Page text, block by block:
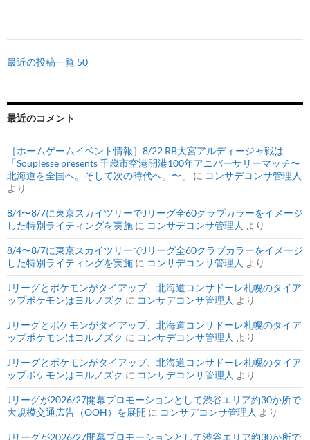
最近の投稿一覧 50
最近のコメント
［ホームゲームイベント情報］8/22 RB大宮アルディージャ戦は
「Souplesse presents 千歳市空港開港100年アニバーサリーマッチ〜
北海道を全国へ。そして次の時代へ。〜」
に コンサデコンサ管理人
より
8/4〜8/7に東京スカイツリーでJリーグ全60クラブカラーをイメージ
した特別ライティングを実施 に コンサデコンサ管理人 より
8/4〜8/7に東京スカイツリーでJリーグ全60クラブカラーをイメージ
した特別ライティングを実施 に コンサデコンサ管理人 より
Jリーグとポケモンがタイアップ、北海道コンサドーレ札幌のタイア
ップポケモンはヨルノズク に コンサデコンサ管理人 より
Jリーグとポケモンがタイアップ、北海道コンサドーレ札幌のタイア
ップポケモンはヨルノズク に コンサデコンサ管理人 より
Jリーグとポケモンがタイアップ、北海道コンサドーレ札幌のタイア
ップポケモンはヨルノズク に コンサデコンサ管理人 より
Jリーグが2026/27開幕プロモーションとして渋谷エリア約30か所で
大規模交通広告（OOH）を展開 に コンサデコンサ管理人 より
Jリーグが2026/27開幕プロモーションとして渋谷エリア約30か所で